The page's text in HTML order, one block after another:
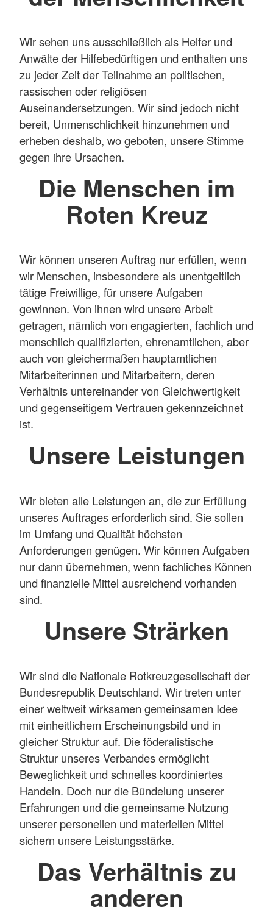
Wir sehen uns ausschließlich als Helfer und
Anwälte der Hilfebedürftigen und enthalten uns
zu jeder Zeit der Teilnahme an politischen,
rassischen oder religiösen
Auseinandersetzungen. Wir sind jedoch nicht
bereit, Unmenschlichkeit hinzunehmen und
erheben deshalb, wo geboten, unsere Stimme
gegen ihre Ursachen.
Die Menschen im
Roten Kreuz
Wir können unseren Auftrag nur erfüllen, wenn
wir Menschen, insbesondere als unentgeltlich
tätige Freiwillige, für unsere Aufgaben
gewinnen. Von ihnen wird unsere Arbeit
getragen, nämlich von engagierten, fachlich und
menschlich qualifizierten, ehrenamtlichen, aber
auch von gleichermaßen hauptamtlichen
Mitarbeiterinnen und Mitarbeitern, deren
Verhältnis untereinander von Gleichwertigkeit
und gegenseitigem Vertrauen gekennzeichnet
ist.
Unsere Leistungen
Wir bieten alle Leistungen an, die zur Erfüllung
unseres Auftrages erforderlich sind. Sie sollen
im Umfang und Qualität höchsten
Anforderungen genügen. Wir können Aufgaben
nur dann übernehmen, wenn fachliches Können
und finanzielle Mittel ausreichend vorhanden
sind.
Unsere Strärken
Wir sind die Nationale Rotkreuzgesellschaft der
Bundesrepublik Deutschland. Wir treten unter
einer weltweit wirksamen gemeinsamen Idee
mit einheitlichem Erscheinungsbild und in
gleicher Struktur auf. Die föderalistische
Struktur unseres Verbandes ermöglicht
Beweglichkeit und schnelles koordiniertes
Handeln. Doch nur die Bündelung unserer
Erfahrungen und die gemeinsame Nutzung
unserer personellen und materiellen Mittel
sichern unsere Leistungsstärke.
Das Verhältnis zu
anderen